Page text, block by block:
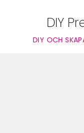
DIY
DIY OCH